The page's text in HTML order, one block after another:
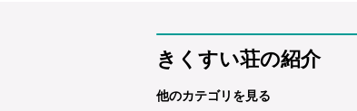
きくすい荘の紹介
他のカテゴリを見る